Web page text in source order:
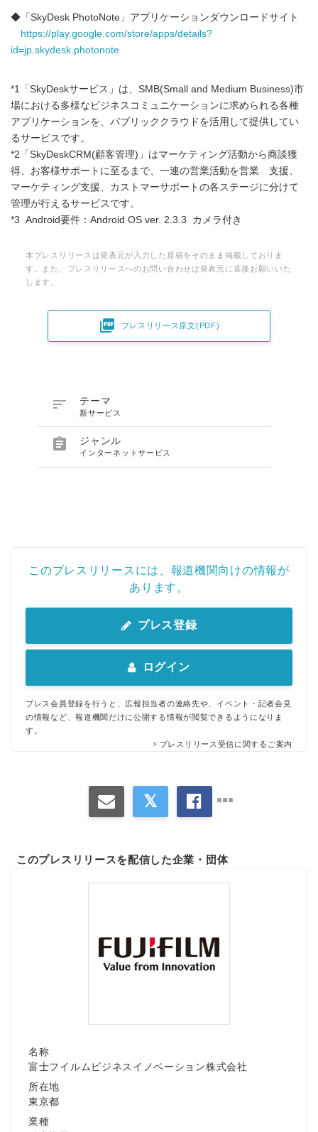
◆「SkyDesk PhotoNote」アプリケーションダウンロードサイト
https://play.google.com/store/apps/details?
id=jp.skydesk.photonote
*1「SkyDeskサービス」は、SMB(Small and Medium Business)市
場における多様なビジネスコミュニケーションに求められる各種
アプリケーションを、パブリッククラウドを活用して提供してい
るサービスです。
*2「SkyDeskCRM(顧客管理)」はマーケティング活動から商談獲
得、お客様サポートに至るまで、一連の営業活動を営業 支援、
マーケティング支援、カストマーサポートの各ステージに分けて
管理が行えるサービスです。
*3 Android要件：Android OS ver. 2.3.3 カメラ付き
本プレスリリースは発表元が入力した原稿をそのまま掲載しておりま
す。また、プレスリリースへのお問い合わせは発表元に直接お願いいた
します。
 プレスリリース原文(PDF)
 テーマ
新サービス
 ジャンル
インターネットサービス
このプレスリリースには、報道機関向けの情報が
あります。
プレス登録
ログイン
プレス会員登録を行うと、広報担当者の連絡先や、イベント・記者会見
の情報など、報道機関だけに公開する情報が閲覧できるようになりま
す。
プレスリリース受信に関するご案内
このプレスリリースを配信した企業・団体
名称
富士フイルムビジネスイノベーション株式会社
所在地
東京都
業種